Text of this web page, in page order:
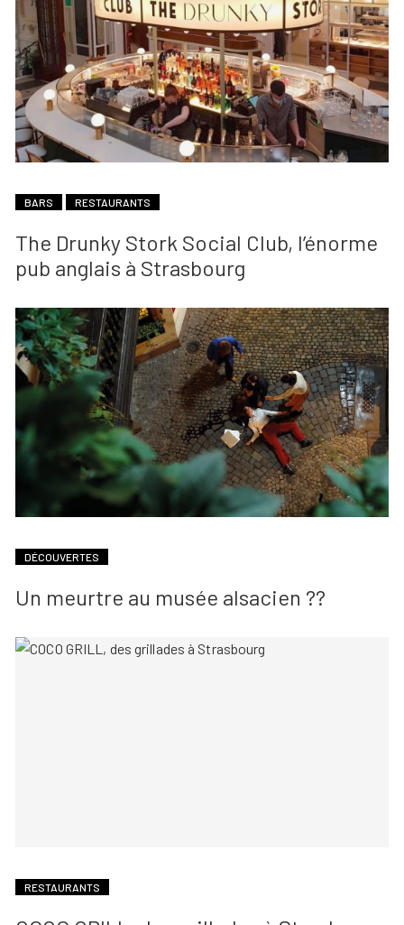
BARS RESTAURANTS
The Drunky Stork Social Club, l’énorme
pub anglais à Strasbourg
DÉCOUVERTES
Un meurtre au musée alsacien ??
RESTAURANTS